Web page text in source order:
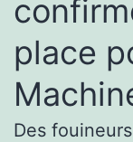
place
Des